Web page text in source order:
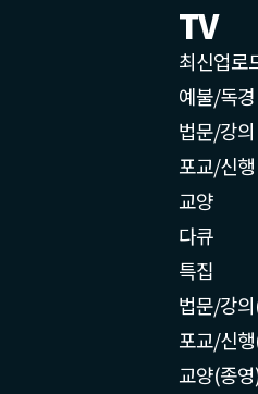
TV
최신업로
예불/독경
법문/강의
포교/신행
교양
다큐
특집
법문/강
포교/신
교양(종